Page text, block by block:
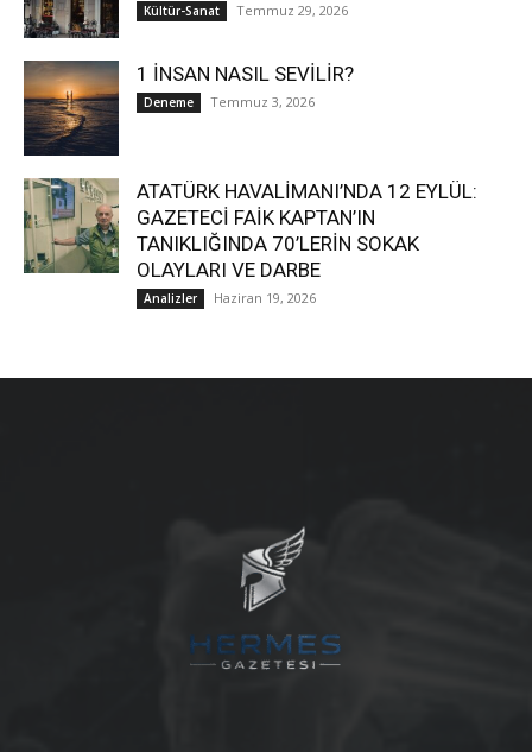
Kültür-Sanat Temmuz 29, 2026
1 İNSAN NASIL SEVİLİR?
Deneme Temmuz 3, 2026
ATATÜRK HAVALİMANI’NDA 12 EYLÜL:
GAZETECİ FAİK KAPTAN’IN
TANIKLIĞINDA 70’LERİN SOKAK
OLAYLARI VE DARBE
Analizler Haziran 19, 2026